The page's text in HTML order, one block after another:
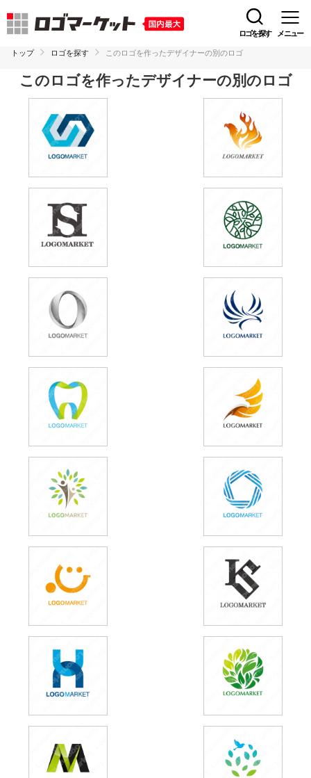
ロゴを探す メニュー
トップ ロゴを探す このロゴを作ったデザイナーの別のロゴ
このロゴを作ったデザイナーの別のロゴ